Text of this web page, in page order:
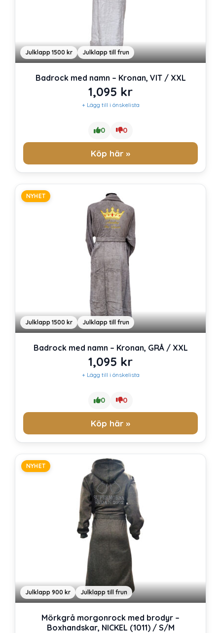
Julklapp 1500 kr Julklapp till frun
Badrock med namn – Kronan, VIT / XXL
1,095 kr
+ Lägg till i önskelista
0 0
Köp här »
NYHET
Julklapp 1500 kr Julklapp till frun
Badrock med namn – Kronan, GRÅ / XXL
1,095 kr
+ Lägg till i önskelista
0 0
Köp här »
NYHET
Julklapp 900 kr Julklapp till frun
Mörkgrå morgonrock med brodyr –
Boxhandskar, NICKEL (1011) / S/M